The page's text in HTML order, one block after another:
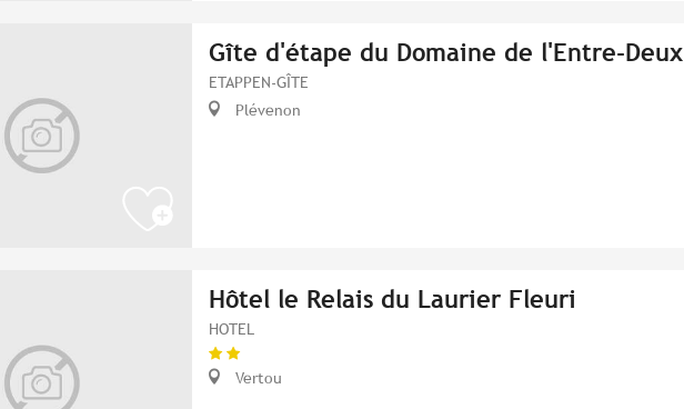
Gîte d'étape du Domaine de l'Entre-Deux
ETAPPEN-GÎTE
Plévenon
Hôtel le Relais du Laurier Fleuri
HOTEL
Vertou